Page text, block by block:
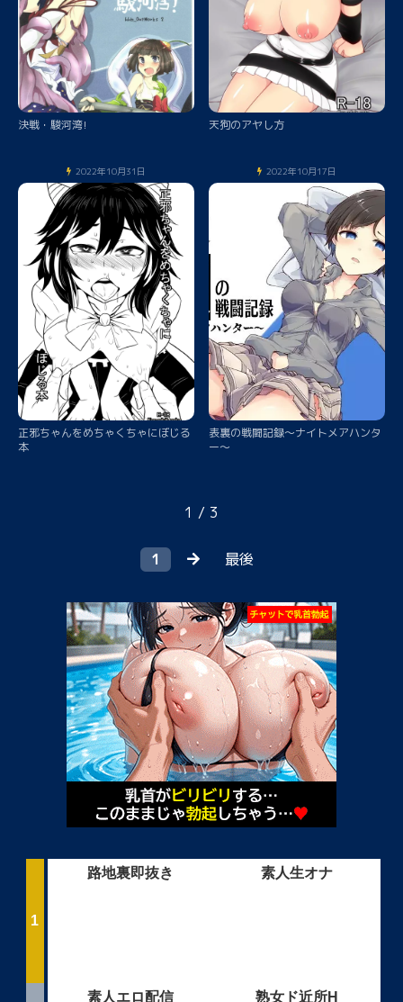
決戦・駿河湾! 天狗のアヤし方
2022年10月31日
正邪ちゃんをめちゃくちゃにぼじる
本
2022年10月17日
表裏の戦闘記録～ナイトメアハンタ
ー～
1 / 3
1 最後
路地裏即抜き 素人生オナ
素人エロ配信 熟女ド近所H